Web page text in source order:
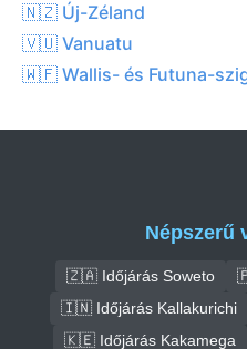
🇳🇿 Új-Zéland
🇻🇺 Vanuatu
🇼🇫 Wallis- és Futuna-
Népszerű
🇿🇦 Időjárás Soweto
🇮🇳 Időjárás Kallakurichi
🇰🇪 Időjárás Kakamega